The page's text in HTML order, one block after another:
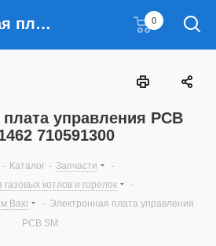
Электронная плата управления PCB SM11462 710591300 0
управления PCB
710591300
- Каталог - Запчасти
-
газовых котлов и горелок
-
Baxi
- Электронная плата управления
PCB SM